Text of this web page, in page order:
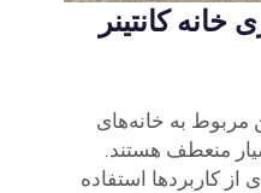
کانتینر
مربوط به خانه‌های
منعطف هستند.
از کاربردها استفاده